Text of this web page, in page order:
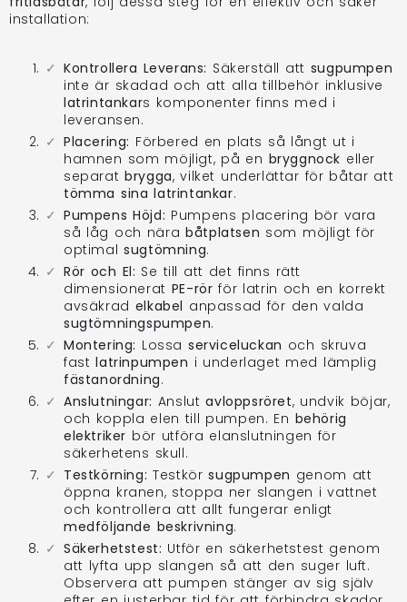
installation:
Kontrollera Leverans: Säkerställ att sugpumpen
inte är skadad och att alla tillbehör inklusive
latrintankars komponenter finns med i
leveransen.
Placering: Förbered en plats så långt ut i
hamnen som möjligt, på en bryggnock eller
separatbrygga, vilket underlättar för båtar att
tömma sina latrintankar.
Pumpens Höjd: Pumpens placering bör vara
så låg och närabåtplatsen som möjligt för
optimalsugtömning.
Rör och El: Se till att det finns rätt
dimensionerat PE-rör för latrin och en korrekt
avsäkrad elkabel anpassad för den valda
sugtömningspumpen.
Montering: Lossa serviceluckan och skruva
fastlatrinpumpen i underlaget med lämplig
fästanordning.
Anslutningar: Anslutavloppsröret, undvik böjar,
och koppla elen till pumpen. En behörig
elektriker bör utföra elanslutningen för
säkerhetens skull.
Testkörning: Testkörsugpumpen genom att
öppna kranen, stoppa ner slangen i vattnet
och kontrollera att allt fungerar enligt
medföljande beskrivning.
Säkerhetstest: Utför en säkerhetstest genom
att lyfta upp slangen så att den suger luft.
Observera att pumpen stänger av sig själv